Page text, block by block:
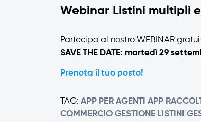
Webinar Listini multipli
Partecipa al nostro WEBINAR
SAVE THE DATE: martedì 29
Prenota il tuo posto!
TAG: APP PER AGENTI APP
COMMERCIO GESTIONE LISTINI